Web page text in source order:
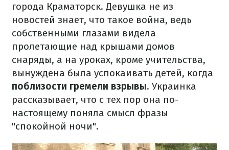
города Краматорск. Девушка не из
новостей знает, что такое война, ведь
собственными глазами видела
пролетающие над крышами домов
снаряды, а на уроках, кроме учительства,
вынуждена была успокаивать детей, когда
поблизости гремели взрывы. Украинка
рассказывает, что с тех пор она по-
настоящему поняла смысл фразы
"спокойной ночи".